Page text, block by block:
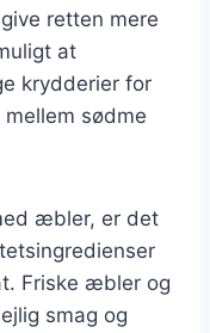
retten mere
at
krydderier for
sødme
æbler, er det
Friske æbler og
smag og